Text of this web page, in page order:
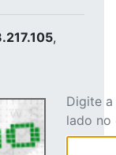
,
Digite
lado no